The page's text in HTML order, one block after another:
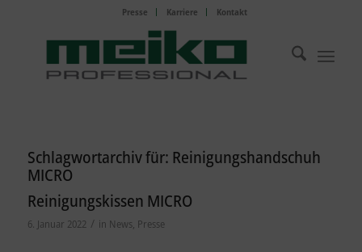
Presse Karriere Kontakt
Schlagwortarchiv für: Reinigungshandschuh
MICRO
Reinigungskissen MICRO
6. Januar 2022 / in News, Presse